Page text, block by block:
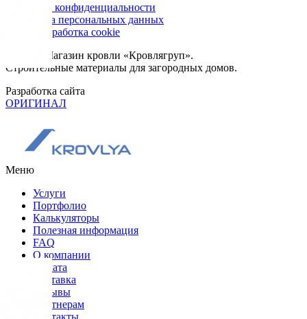
Политика конфиденциальности
Обработка персональных данных
Сбор и обработка cookie
© 2026. Магазин кровли «Кровлягруп».
Строительные материалы для загородных домов.
Разработка сайта
ОРИГИНАЛ
Меню
Услуги
Портфолио
Калькуляторы
Полезная информация
FAQ
О компании
Оплата
Доставка
Отзывы
Партнерам
Контакты